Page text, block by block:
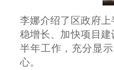
李娜介绍了区政府
稳增长、加快项目
半年工作，充分显
心。